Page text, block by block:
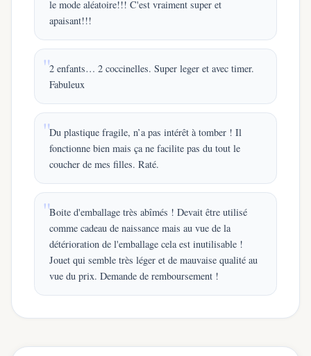
le mode aléatoire!!! C'est vraiment super et
apaisant!!!
2 enfants… 2 coccinelles. Super leger et avec timer.
Fabuleux
Du plastique fragile, n’a pas intérêt à tomber ! Il
fonctionne bien mais ça ne facilite pas du tout le
coucher de mes filles. Raté.
Boite d'emballage très abîmés ! Devait être utilisé
comme cadeau de naissance mais au vue de la
détérioration de l'emballage cela est inutilisable !
Jouet qui semble très léger et de mauvaise qualité au
vue du prix. Demande de remboursement !